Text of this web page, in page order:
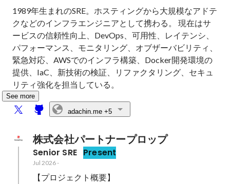
1989年生まれのSRE。ホスティングから大規模なアドテ
クなどのインフラエンジニアとして携わる。 現在はサ
ービスの信頼性向上、DevOps、可用性、レイテンシ、
パフォーマンス、モニタリング、オブザーバビリティ、
緊急対応、AWSでのインフラ構築、Docker開発環境の
提供、IaC、新技術の検証、リファクタリング、セキュ
リティ強化を担当している。
See more
adachin.me +5
株式会社パートナープロップ
Senior SRE Present
Jul 2026-
【プロジェクト概要】